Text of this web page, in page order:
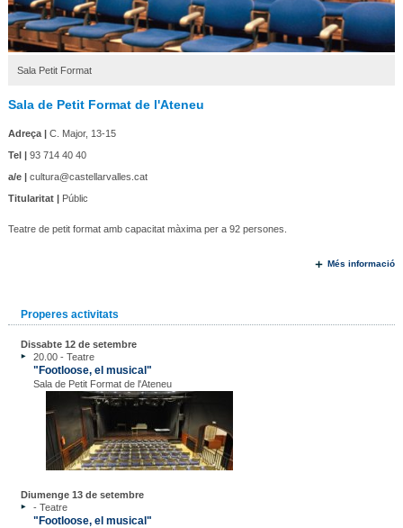
Sala Petit Format
Sala de Petit Format de l'Ateneu
Adreça |C. Major, 13-15
Tel |93 714 40 40
a/e |cultura@castellarvalles.cat
Titularitat |Públic
Teatre de petit format amb capacitat màxima per a 92 persones.
Més informació
Properes activitats
Dissabte 12 de setembre
20.00 - Teatre
"Footloose, el musical"
Sala de Petit Format de l'Ateneu
Diumenge 13 de setembre
- Teatre
"Footloose, el musical"